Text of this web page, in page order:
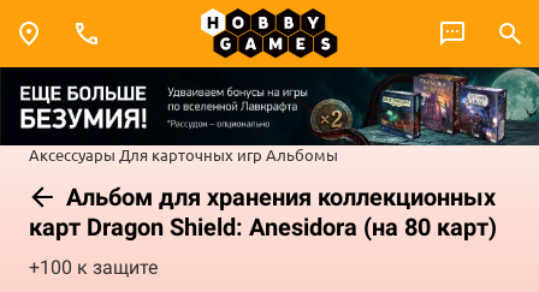
Аксессуары Для карточных игр Альбомы
Альбом для хранения коллекционных
карт Dragon Shield: Anesidora (на 80 карт)
+100 к защите